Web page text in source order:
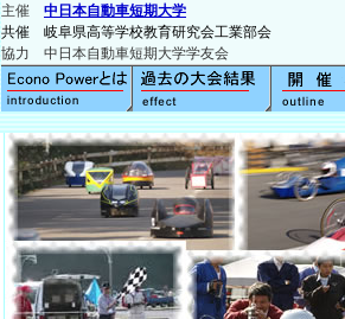
主催 中日本自動車短期大学
共催 岐阜県高等学校教育研究会工業部会
協力 中日本自動車短期大学学友会